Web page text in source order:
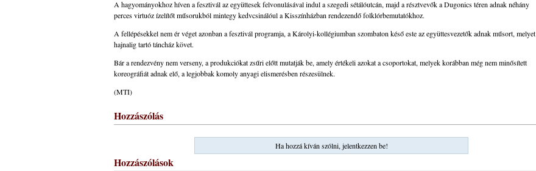
A hagyományokhoz híven a fesztivál az együttesek felvonulásával indul a szegedi sétálóutcán, majd a résztvevők a Dugonics téren adnak néhány
perces virtuóz ízelítőt műsorukból mintegy kedvcsinálóul a Kisszínházban rendezendő folklórbemutatókhoz.
A fellépésekkel nem ér véget azonban a fesztivál programja, a Károlyi-kollégiumban szombaton késő este az együttesvezetők adnak műsort, melyet
hajnalig tartó táncház követ.
Bár a rendezvény nem verseny, a produkciókat zsűri előtt mutatják be, amely értékeli azokat a csoportokat, melyek korábban még nem minősített
koreográfiát adnak elő, a legjobbak komoly anyagi elismerésben részesülnek.
(MTI)
Hozzászólás
Ha hozzá kíván szólni, jelentkezzen be!
Hozzászólások